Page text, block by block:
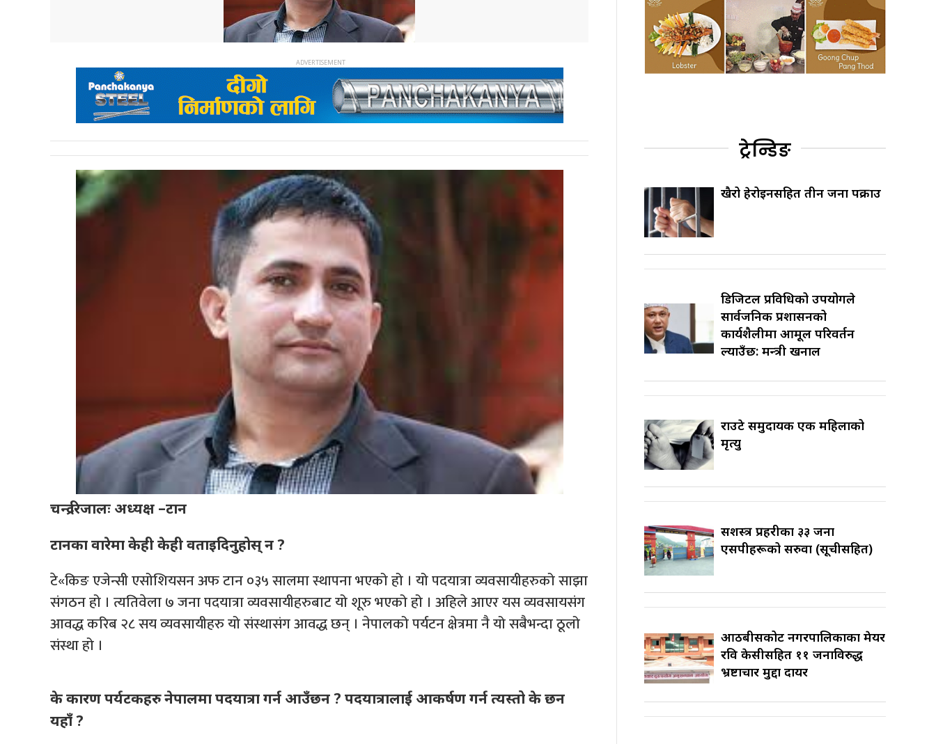
चन्द्र रिजालः अध्यक्ष –टान
टानका वारेमा केही केही वताइदिनुहोस् न ?
टे«किङ एजेन्सी एसोशियसन अफ टान ०३५ सालमा स्थापना भएको हो । यो पदयात्रा व्यवसायीहरुको साझा
संगठन हो । त्यतिवेला ७ जना पदयात्रा व्यवसायीहरुबाट यो शूरु भएको हो । अहिले आएर यस व्यवसायसंग
आवद्ध करिब २८ सय व्यवसायीहरु यो संस्थासंग आवद्ध छन् । नेपालको पर्यटन क्षेत्रमा नै यो सबैभन्दा ठूलो
संस्था हो ।
के कारण पर्यटकहरु नेपालमा पदयात्रा गर्न आउँछन ? पदयात्रालाई आकर्षण गर्न त्यस्तो के छन
यहाँ ?
ट्रेन्डिङ
खैरो हेरोइनसहित तीन जना पक्राउ
डिजिटल प्रविधिको उपयोगले
सार्वजनिक प्रशासनको
कार्यशैलीमा आमूल परिवर्तन
ल्याउँछ: मन्त्री खनाल
राउटे समुदायकी एक महिलाको
मृत्यु
सशस्त्र प्रहरीका ३३ जना
एसपीहरूको सरुवा (सूचीसहित)
आठबीसकोट नगरपालिकाका मेयर
रवि केसीसहित ११ जनाविरुद्ध
भ्रष्टाचार मुद्दा दायर